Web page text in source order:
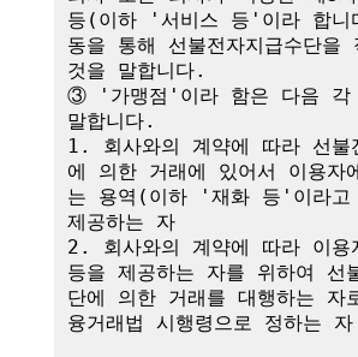
등(이하 '서비스 등'이라 합니
동을 통해 선불전자지급수단을
것을 말합니다.
③ '가맹점'이라 함은 다음 각
말합니다.
1. 회사와의 계약에 따라 선불
에 의한 거래에 있어서 이용자
는 용역(이하 '재화 등'이라고
제공하는 자
2. 회사와의 계약에 따라 이용
등을 제공하는 자를 위하여 선
단에 의한 거래를 대행하는 자
융거래법 시행령으로 정하는 자